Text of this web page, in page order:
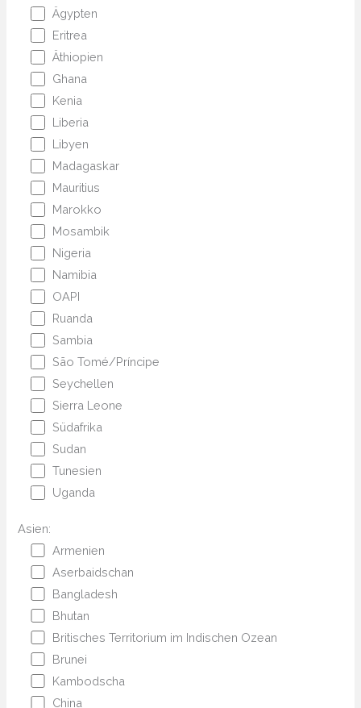
Ägypten
Eritrea
Äthiopien
Ghana
Kenia
Liberia
Libyen
Madagaskar
Mauritius
Marokko
Mosambik
Nigeria
Namibia
OAPI
Ruanda
Sambia
São Tomé/Príncipe
Seychellen
Sierra Leone
Südafrika
Sudan
Tunesien
Uganda
Asien:
Armenien
Aserbaidschan
Bangladesh
Bhutan
Britisches Territorium im Indischen Ozean
Brunei
Kambodscha
China